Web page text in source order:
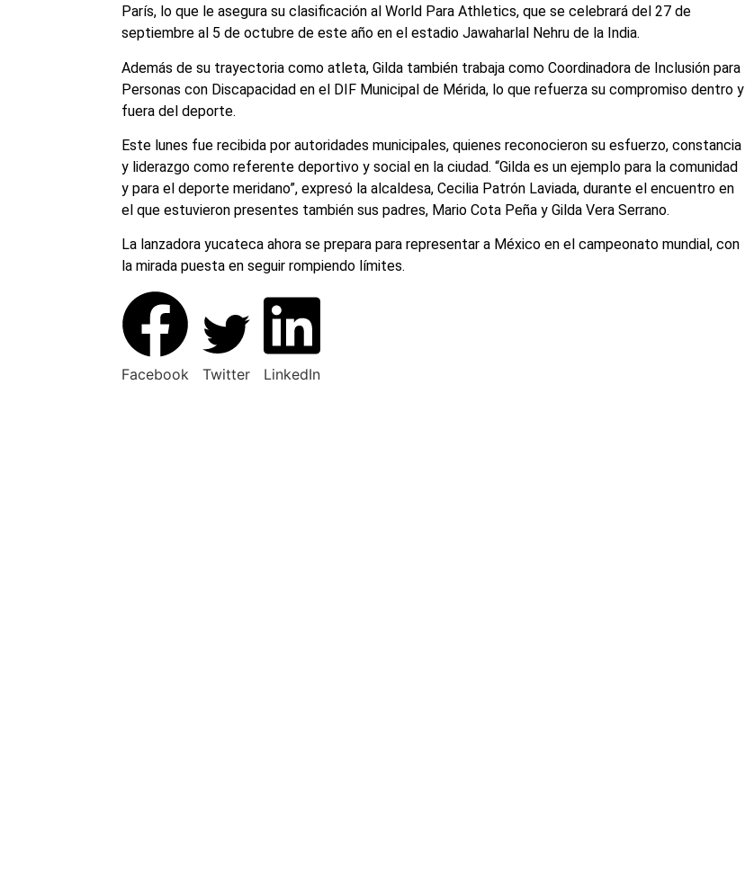
París, lo que le asegura su clasificación al World Para Athletics, que se celebrará del 27 de
septiembre al 5 de octubre de este año en el estadio Jawaharlal Nehru de la India.
Además de su trayectoria como atleta, Gilda también trabaja como Coordinadora de Inclusión para
Personas con Discapacidad en el DIF Municipal de Mérida, lo que refuerza su compromiso dentro y
fuera del deporte.
Este lunes fue recibida por autoridades municipales, quienes reconocieron su esfuerzo, constancia
y liderazgo como referente deportivo y social en la ciudad. “Gilda es un ejemplo para la comunidad
y para el deporte meridano”, expresó la alcaldesa, Cecilia Patrón Laviada, durante el encuentro en
el que estuvieron presentes también sus padres, Mario Cota Peña y Gilda Vera Serrano.
La lanzadora yucateca ahora se prepara para representar a México en el campeonato mundial, con
la mirada puesta en seguir rompiendo límites.
Facebook Twitter LinkedIn